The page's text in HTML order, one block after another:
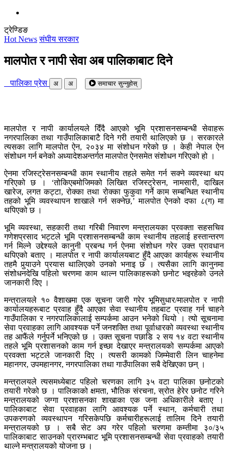
ट्रेण्डिङ
Hot News संघीय सरकार
मालपोत र नापी सेवा अब पालिकाबाट दिने
पालिका प्रेस अ अ समाचार सुन्नुहोस्
मालपोत र नापी कार्यालयले दिँदै आएको भूमि प्रशासनसम्बन्धी सेवाहरू
नगरपालिका तथा गाउँपालिकाबाटै दिने गरी तयारी थालिएको छ । सरकारले
त्यसका लागि मालपोत ऐन, २०३४ मा संशोधन गरेको छ । केही नेपाल ऐन
संशोधन गर्न बनेको अध्यादेशअन्तर्गत मालपोत ऐनसमेत संशोधन गरिएको हो ।
ऐनमा रजिस्ट्रेसनसम्बन्धी काम स्थानीय तहले समेत गर्न सक्ने व्यवस्था थप
गरिएको छ । ‘तोकिएबमोजिमको लिखित रजिस्ट्रेसन, नामसारी, दाखिल
खारेज, लगत कट्टा, रोक्का तथा रोक्का फुकुवा गर्ने काम सम्बन्धित स्थानीय
तहको भूमि व्यवस्थापन शाखाले गर्न सक्नेछ,’ मालपोत ऐनको दफा ८(ग) मा
थपिएको छ ।
भूमि व्यवस्था, सहकारी तथा गरिबी निवारण मन्त्रालयका प्रवक्ता सहसचिव
गणेशप्रसाद भट्टले भूमि प्रशासनसम्बन्धी काम स्थानीय तहलाई हस्तान्तरण
गर्न मिल्ने उद्देश्यले कानुनी प्रबन्ध गर्न ऐनमा संशोधन गरेर उक्त प्रावधान
थपिएको बताए । मालपोत र नापी कार्यालयबाट हुँदै आएका कार्यहरू स्थानीय
तहमै पुर्‍याउने प्रयास थालिएको उनको भनाइ छ । त्यसैका लागि कानुनमा
संशोधनदेखि पहिलो चरणमा काम थाल्न पालिकाहरूको छनोट भइरहेको उनले
जानकारी दिए ।
मन्त्रालयले १० वैशाखमा एक सूचना जारी गरेर भूमिसुधार/मालपोत र नापी
कार्यालयहरूबाट प्रवाह हुँदै आएका सेवा स्थानीय तहबाट प्रवाह गर्न चाहने
गाउँपालिका र नगरपालिकालाई सम्पर्कमा आउन भनेको थियो । त्यो सूचनामा
सेवा प्रवाहका लागि आवश्यक पर्ने जनशक्ति तथा पूर्वाधारको व्यवस्था स्थानीय
तह आफैंले गर्नुपर्ने भनिएको छ । उक्त सूचना पछाडि २ सय १४ वटा स्थानीय
तहले भूमि प्रशासनको काम गर्न इच्छा देखाएर मन्त्रालयको सम्पर्कमा आएको
प्रवक्ता भट्टले जानकारी दिए । त्यसरी कामको जिम्मेवारी लिन चाहनेमा
महानगर, उपमहानगर, नगरपालिका तथा गाउँपालिका सबै देखिएका छन् ।
मन्त्रालयले त्यसमध्येबाट पहिलो चरणका लागि ३५ वटा पालिका छनोटको
तयारी गरेको छ । पालिकाको क्षमता, भौतिक संरचना, स्रोत हेरेर छनोट गरिने
मन्त्रालयको जग्गा प्रशासनका शाखाका एक जना अधिकारीले बताए ।
पालिकाबाट सेवा प्रवाहका लागि आवश्यक पर्ने स्थान, कर्मचारी तथा
उपकरणको व्यवस्थापन गरिसकेपछि कर्मचारीहरूलाई तालिम दिने तयारी
मन्त्रालयको छ । सबै सेट अप गरेर पहिलो चरणमा कम्तीमा ३०/३५
पालिकाबाट साउनको प्रारम्भबाट भूमि प्रशासनसम्बन्धी सेवा प्रवाहको तयारी
थाल्ने मन्त्रालयको योजना छ ।